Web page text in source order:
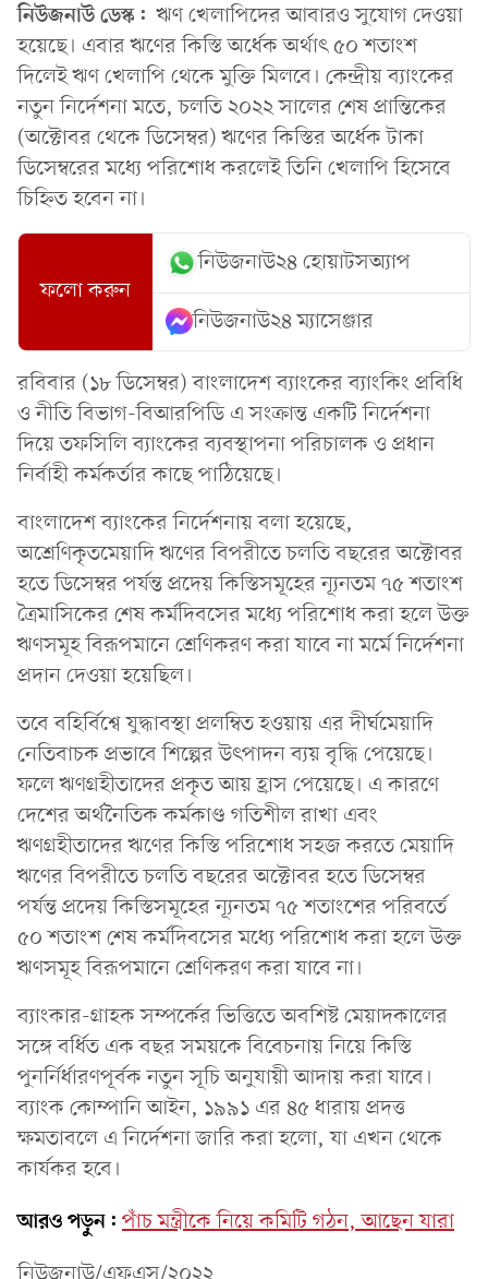
নিউজনাউ ডেস্ক:ঋণ খেলাপিদের আবারও সুযোগ দেওয়া
হয়েছে। এবার ঋণের কিস্তি অর্ধেক অর্থাৎ ৫০ শতাংশ
দিলেই ঋণ খেলাপি থেকে মুক্তি মিলবে। কেন্দ্রীয় ব্যাংকের
নতুন নির্দেশনা মতে, চলতি ২০২২ সালের শেষ প্রান্তিকের
(অক্টোবর থেকে ডিসেম্বর) ঋণের কিস্তির অর্ধেক টাকা
ডিসেম্বরের মধ্যে পরিশোধ করলেই তিনি খেলাপি হিসেবে
চিহ্নিত হবেন না।
ফলো করুন
নিউজনাউ২৪ হোয়াটসঅ্যাপ
নিউজনাউ২৪ ম্যাসেঞ্জার
রবিবার (১৮ ডিসেম্বর) বাংলাদেশ ব্যাংকের ব্যাংকিং প্রবিধি
ও নীতি বিভাগ-বিআরপিডি এ সংক্রান্ত একটি নির্দেশনা
দিয়ে তফসিলি ব্যাংকের ব্যবস্থাপনা পরিচালক ও প্রধান
নির্বাহী কর্মকর্তার কাছে পাঠিয়েছে।
বাংলাদেশ ব্যাংকের নির্দেশনায় বলা হয়েছে,
অশ্রেণিকৃতমেয়াদি ঋণের বিপরীতে চলতি বছরের অক্টোবর
হতে ডিসেম্বর পর্যন্ত প্রদেয় কিস্তিসমূহের ন্যূনতম ৭৫ শতাংশ
ত্রৈমাসিকের শেষ কর্মদিবসের মধ্যে পরিশোধ করা হলে উক্ত
ঋণসমূহ বিরূপমানে শ্রেণিকরণ করা যাবে না মর্মে নির্দেশনা
প্রদান দেওয়া হয়েছিল।
তবে বহির্বিশ্বে যুদ্ধাবস্থা প্রলম্বিত হওয়ায় এর দীর্ঘমেয়াদি
নেতিবাচক প্রভাবে শিল্পের উৎপাদন ব্যয় বৃদ্ধি পেয়েছে।
ফলে ঋণগ্রহীতাদের প্রকৃত আয় হ্রাস পেয়েছে। এ কারণে
দেশের অর্থনৈতিক কর্মকাণ্ড গতিশীল রাখা এবং
ঋণগ্রহীতাদের ঋণের কিস্তি পরিশোধ সহজ করতে মেয়াদি
ঋণের বিপরীতে চলতি বছরের অক্টোবর হতে ডিসেম্বর
পর্যন্ত প্রদেয় কিস্তিসমূহের ন্যূনতম ৭৫ শতাংশের পরিবর্তে
৫০ শতাংশ শেষ কর্মদিবসের মধ্যে পরিশোধ করা হলে উক্ত
ঋণসমূহ বিরূপমানে শ্রেণিকরণ করা যাবে না।
ব্যাংকার-গ্রাহক সম্পর্কের ভিত্তিতে অবশিষ্ট মেয়াদকালের
সঙ্গে বর্ধিত এক বছর সময়কে বিবেচনায় নিয়ে কিস্তি
পুনর্নির্ধারণপূর্বক নতুন সূচি অনুযায়ী আদায় করা যাবে।
ব্যাংক কোম্পানি আইন, ১৯৯১ এর ৪৫ ধারায় প্রদত্ত
ক্ষমতাবলে এ নির্দেশনা জারি করা হলো, যা এখন থেকে
কার্যকর হবে।
আরও পড়ুন: পাঁচ মন্ত্রীকে নিয়ে কমিটি গঠন, আছেন যারা